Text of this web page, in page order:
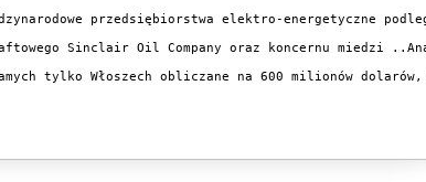
przedsiębiorstwa elektro-energetyczne
Sinclair Oil Company oraz koncernu miedzi
tylko Włoszech obliczane na 600 milionów